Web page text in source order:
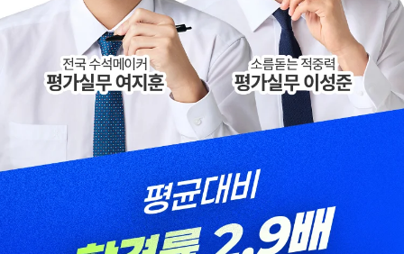
합격생 이*원님
해커스에서 시작했으면
더 빨리 합격하지
않았을까 생각하고,
주변 분들에게도
감정평가사 시작은
해커스에서 하라고
추천합니다.
해커스 여지훈
평가사님의 기출강의와
GS를 통해 넉넉한 실무
점수를 받으며 합격할 수
있었습니다.